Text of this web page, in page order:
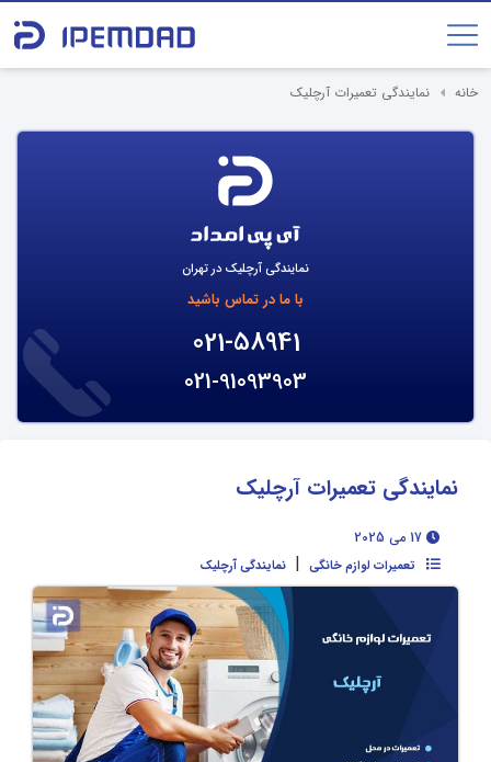
خانه نمایندگی تعمیرات آرچلیک
نمایندگی آرچلیک در تهران
با ما در تماس باشید
021-58941
021-91093903
نمایندگی تعمیرات آرچلیک
تعمیرات لوازم خانگی | نمایندگی آرچلیک